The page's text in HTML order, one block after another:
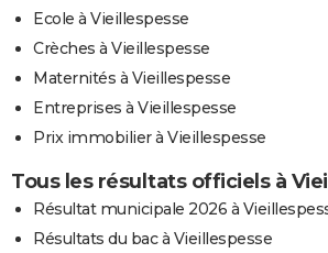
Ecole à Vieillespesse
Crèches à Vieillespesse
Maternités à Vieillespesse
Entreprises à Vieillespesse
Prix immobilier à Vieillespesse
Tous les résultats officiels à
Résultat municipale 2026 à
Résultats du bac à Vieillespesse